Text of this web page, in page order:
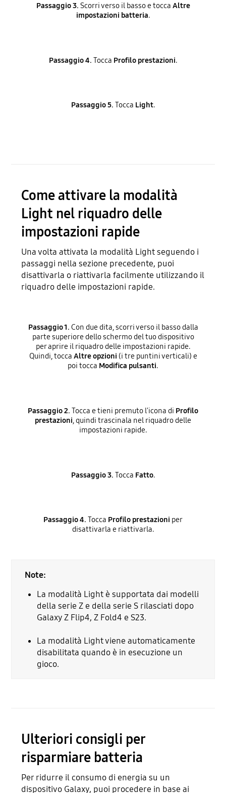
Passaggio 3. Scorri verso il basso e tocca Altre
impostazioni batteria.
Passaggio 4. Tocca Profilo prestazioni.
Passaggio 5. Tocca Light.
Come attivare la modalità
Light nel riquadro delle
impostazioni rapide
Una volta attivata la modalità Light seguendo i
passaggi nella sezione precedente, puoi
disattivarla o riattivarla facilmente utilizzando il
riquadro delle impostazioni rapide.
Passaggio 1. Con due dita, scorri verso il basso dalla
parte superiore dello schermo del tuo dispositivo
per aprire il riquadro delle impostazioni rapide.
Quindi, tocca Altre opzioni (i tre puntini verticali) e
poi tocca Modifica pulsanti.
Passaggio 2. Tocca e tieni premuto l'icona di Profilo
prestazioni, quindi trascinala nel riquadro delle
impostazioni rapide.
Passaggio 3. Tocca Fatto.
Passaggio 4. Tocca Profilo prestazioni per
disattivarla e riattivarla.
Note:
La modalità Light è supportata dai modelli
della serie Z e della serie S rilasciati dopo
Galaxy Z Flip4, Z Fold4 e S23.
La modalità Light viene automaticamente
disabilitata quando è in esecuzione un
gioco.
Ulteriori consigli per
risparmiare batteria
Per ridurre il consumo di energia su un
dispositivo Galaxy, puoi procedere in base ai